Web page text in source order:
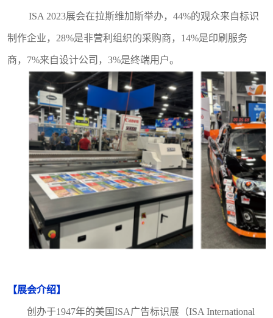
ISA 2023展会在拉斯维加斯举办，44%的观众来自标识
制作企业，28%是非营利组织的采购商，14%是印刷服务
商，7%来自设计公司，3%是终端用户。
【展会介绍】
创办于1947年的美国ISA广告标识展（ISA International